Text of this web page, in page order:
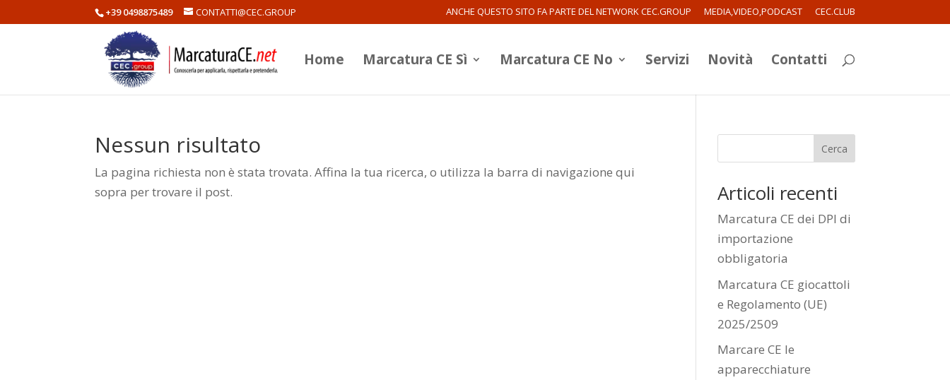
+39 0498875489 CONTATTI@CEC.GROUP ANCHE QUESTO SITO FA PARTE DEL NETWORK CEC.GROUP MEDIA,VIDEO,PODCAST CEC.CLUB
Home Marcatura CE Sì Marcatura CE No Servizi Novità Contatti
Nessun risultato
La pagina richiesta non è stata trovata. Affina la tua ricerca, o utilizza la barra di navigazione qui
sopra per trovare il post.
Cerca
Articoli recenti
Marcatura CE dei DPI di
importazione
obbligatoria
Marcatura CE giocattoli
e Regolamento (UE)
2025/2509
Marcare CE le
apparecchiature